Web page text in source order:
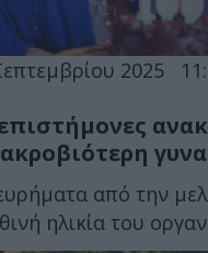
2025
από την
ηλικία του